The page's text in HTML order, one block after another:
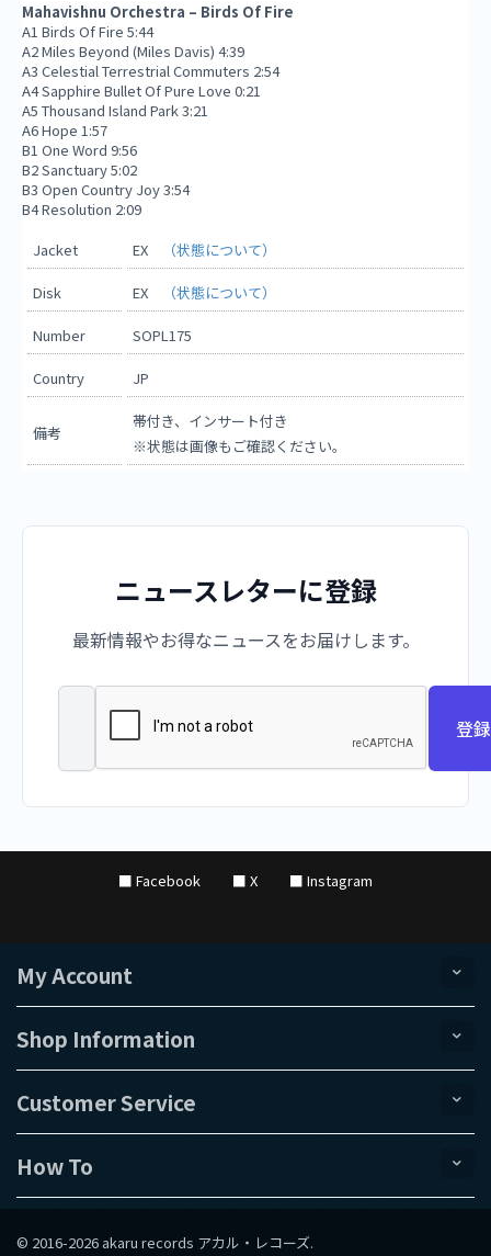
Mahavishnu Orchestra ‎– Birds Of Fire
A1 Birds Of Fire 5:44
A2 Miles Beyond (Miles Davis) 4:39
A3 Celestial Terrestrial Commuters 2:54
A4 Sapphire Bullet Of Pure Love 0:21
A5 Thousand Island Park 3:21
A6 Hope 1:57
B1 One Word 9:56
B2 Sanctuary 5:02
B3 Open Country Joy 3:54
B4 Resolution 2:09
Jacket
EX （状態について）
Disk EX （状態について）
Number SOPL175
Country JP
備考
帯付き、インサート付き
※状態は画像もご確認ください。
ニュースレターに登録
最新情報やお得なニュースをお届けします。
登
■ Facebook ■ X ■ Instagram
My Account
Shop Information
Customer Service
How To
© 2016-2026 akaru records アカル・レコーズ.